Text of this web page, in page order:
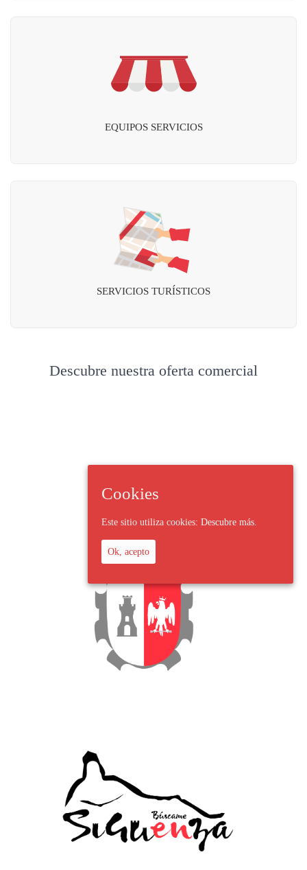
EQUIPOS SERVICIOS
SERVICIOS TURÍSTICOS
Descubre nuestra oferta comercial
Cookies
Este sitio utiliza cookies: Descubre más.
Ok, acepto